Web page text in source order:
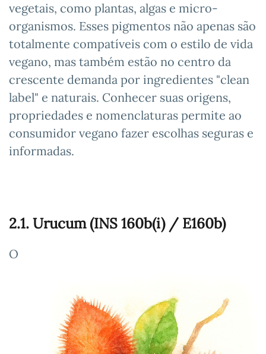
vegetais, como plantas, algas e micro-
organismos. Esses pigmentos não apenas são
totalmente compatíveis com o estilo de vida
vegano, mas também estão no centro da
crescente demanda por ingredientes "clean
label" e naturais. Conhecer suas origens,
propriedades e nomenclaturas permite ao
consumidor vegano fazer escolhas seguras e
informadas.
2.1. Urucum (INS 160b(i) / E160b)
O